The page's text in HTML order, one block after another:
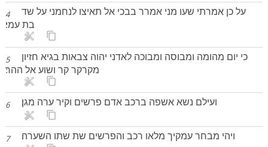
4
על כן אמרתי שעו מני אמרר בבכי אל תאיצו לנחמני על שד
בת עמי׃
5
כי יום מהומה ומבוסה ומבוכה לאדני יהוה צבאות בגיא חזיון
מקרקר קר ושוע אל ההר׃
6 ועילם נשא אשפה ברכב אדם פרשים וקיר ערה מגן׃
7 ויהי מבחר עמקיך מלאו רכב והפרשים שת שתו השערה׃